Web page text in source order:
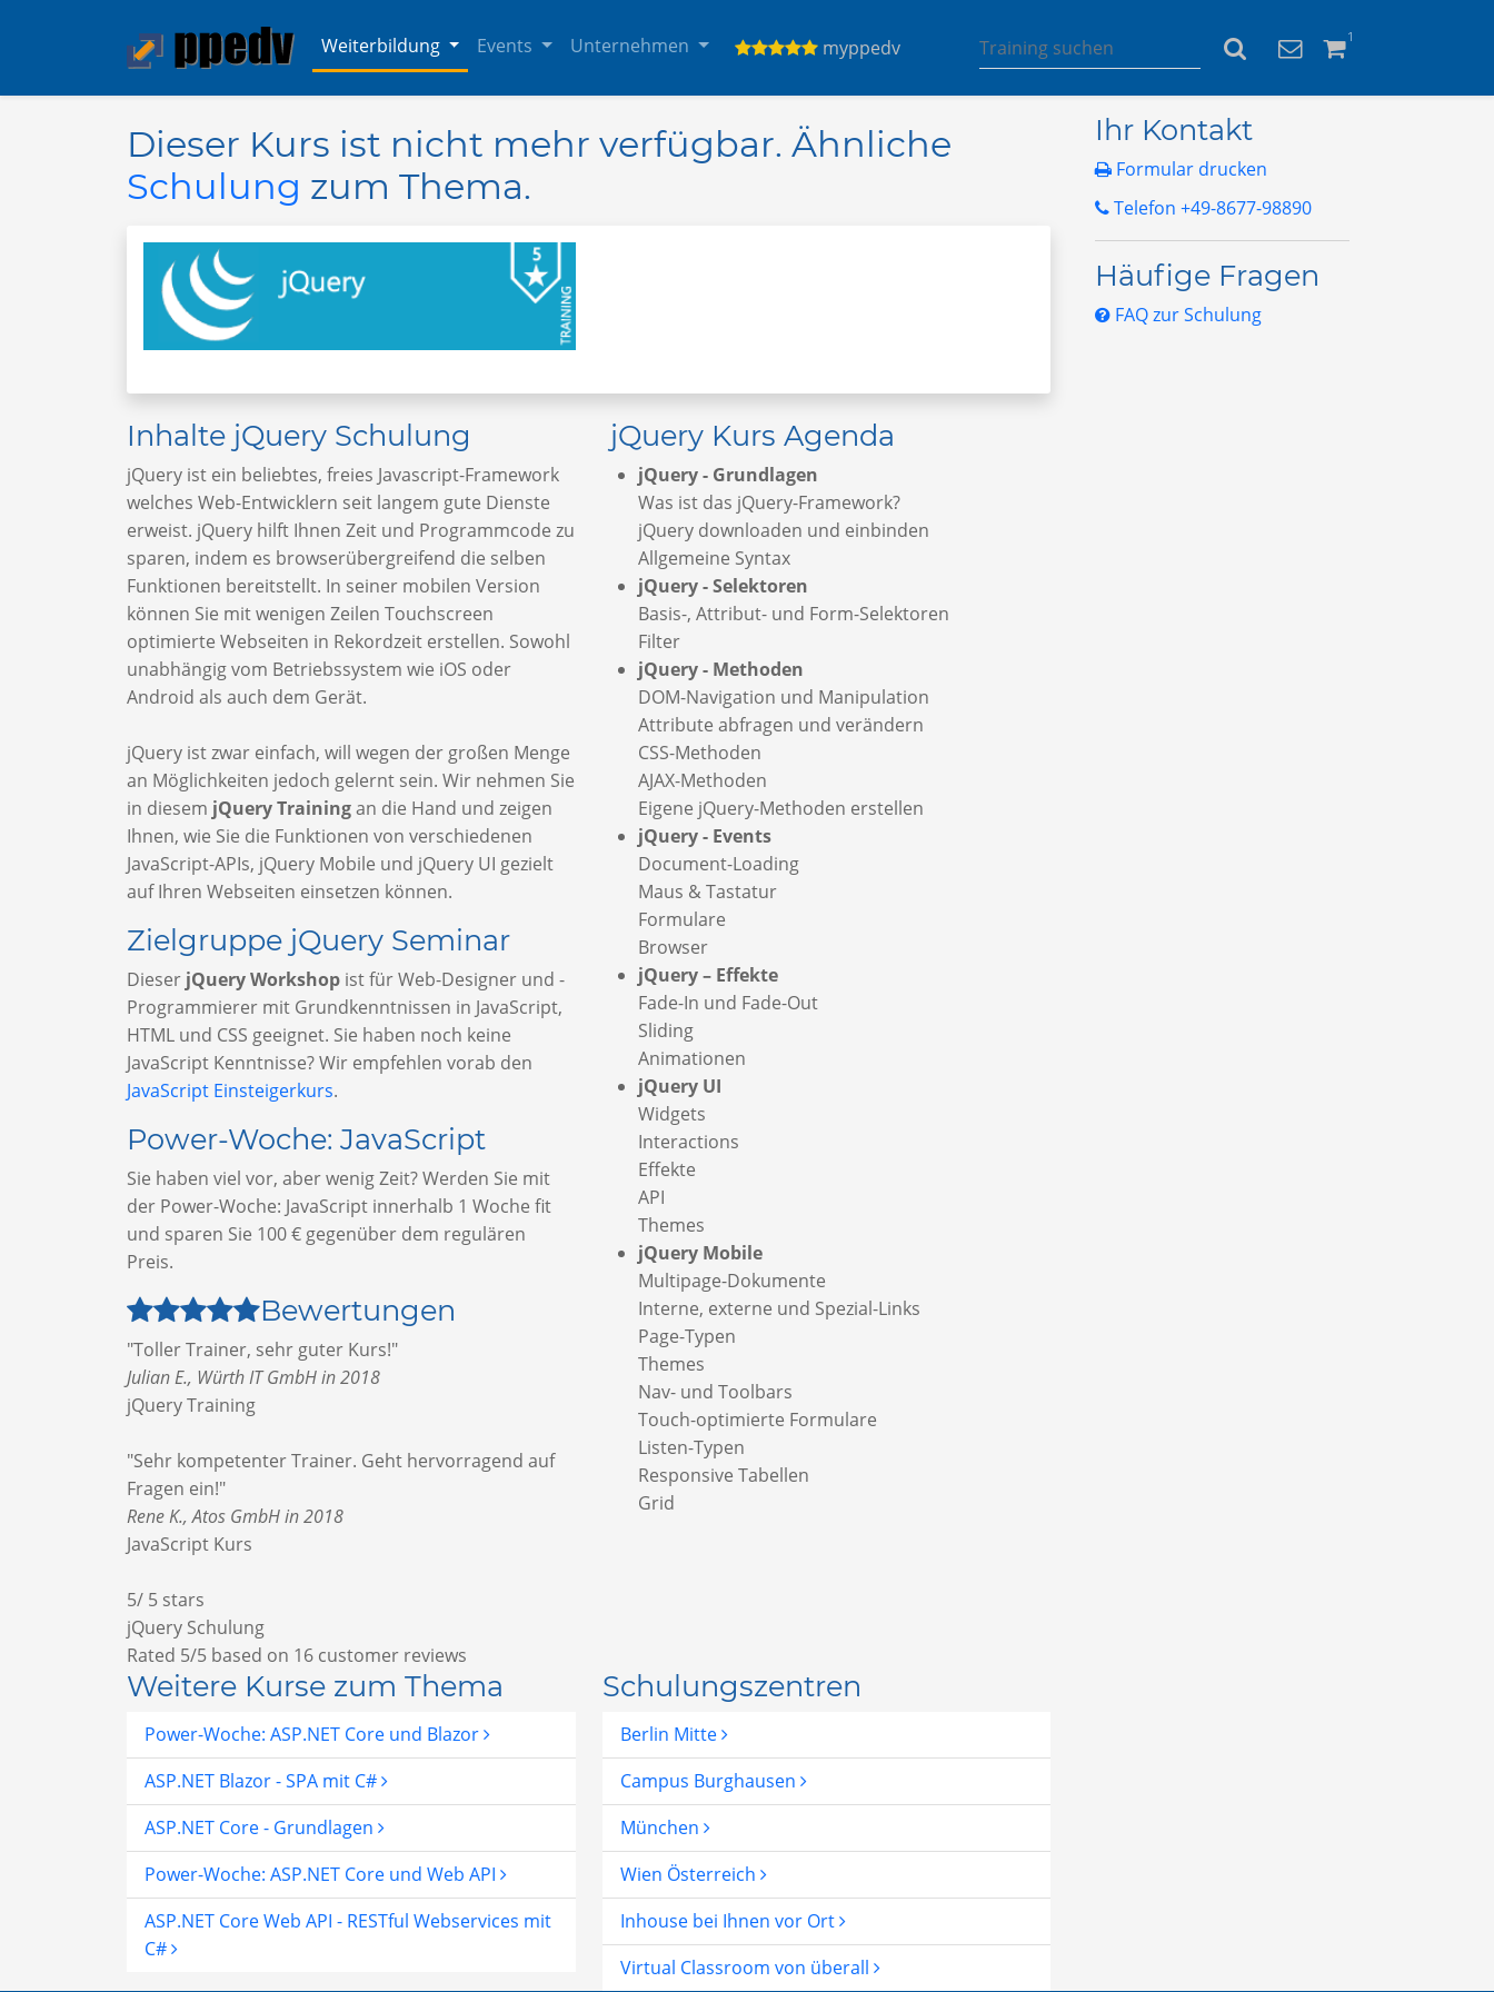
Weiterbildung Events Unternehmen myppedv 1
Dieser Kurs ist nicht mehr verfügbar. Ähnliche
Schulung zum Thema.
Inhalte jQuery Schulung
jQuery ist ein beliebtes, freies Javascript-Framework
welches Web-Entwicklern seit langem gute Dienste
erweist. jQuery hilft Ihnen Zeit und Programmcode zu
sparen, indem es browserübergreifend die selben
Funktionen bereitstellt. In seiner mobilen Version
können Sie mit wenigen Zeilen Touchscreen
optimierte Webseiten in Rekordzeit erstellen. Sowohl
unabhängig vom Betriebssystem wie iOS oder
Android als auch dem Gerät.
jQuery ist zwar einfach, will wegen der großen Menge
an Möglichkeiten jedoch gelernt sein. Wir nehmen Sie
in diesem jQuery Trainingan die Hand und zeigen
Ihnen, wie Sie die Funktionen von verschiedenen
JavaScript-APIs, jQuery Mobile und jQuery UI gezielt
auf Ihren Webseiten einsetzen können.
Zielgruppe jQuery Seminar
Dieser jQuery Workshop ist für Web-Designer und -
Programmierer mit Grundkenntnissen in JavaScript,
HTML und CSS geeignet. Sie haben noch keine
JavaScript Kenntnisse? Wir empfehlen vorab den
JavaScript Einsteigerkurs.
Power-Woche: JavaScript
Sie haben viel vor, aber wenig Zeit? Werden Sie mit
der Power-Woche: JavaScript innerhalb 1 Woche fit
und sparen Sie 100 € gegenüber dem regulären
Preis.
Bewertungen
"Toller Trainer, sehr guter Kurs!"
Julian E., Würth IT GmbH in 2018
jQuery Training
"Sehr kompetenter Trainer. Geht hervorragend auf
Fragen ein!"
Rene K., Atos GmbH in 2018
JavaScript Kurs
5/ 5 stars
jQuery Schulung
Rated 5/5 based on 16 customer reviews
jQuery Kurs Agenda
jQuery - Grundlagen
Was ist das jQuery-Framework?
jQuery downloaden und einbinden
Allgemeine Syntax
jQuery - Selektoren
Basis-, Attribut- und Form-Selektoren
Filter
jQuery - Methoden
DOM-Navigation und Manipulation
Attribute abfragen und verändern
CSS-Methoden
AJAX-Methoden
Eigene jQuery-Methoden erstellen
jQuery - Events
Document-Loading
Maus & Tastatur
Formulare
Browser
jQuery – Effekte
Fade-In und Fade-Out
Sliding
Animationen
jQuery UI
Widgets
Interactions
Effekte
API
Themes
jQuery Mobile
Multipage-Dokumente
Interne, externe und Spezial-Links
Page-Typen
Themes
Nav- und Toolbars
Touch-optimierte Formulare
Listen-Typen
Responsive Tabellen
Grid
Weitere Kurse zum Thema
Power-Woche: ASP.NET Core und Blazor
ASP.NET Blazor - SPA mit C#
ASP.NET Core - Grundlagen
Power-Woche: ASP.NET Core und Web API
ASP.NET Core Web API - RESTful Webservices mit
C#
Schulungszentren
Berlin Mitte
Campus Burghausen
München
Wien Österreich
Inhouse bei Ihnen vor Ort
Virtual Classroom von überall
Ihr Kontakt
Formular drucken
Telefon +49-8677-98890
Häufige Fragen
FAQ zur Schulung